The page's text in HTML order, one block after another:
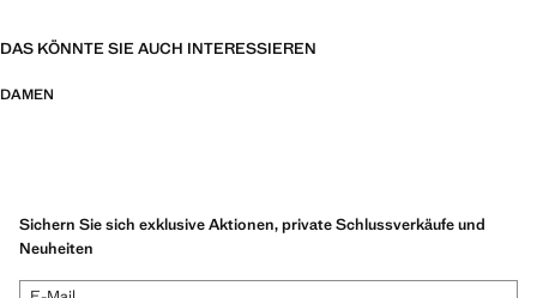
DAS KÖNNTE SIE AUCH INTERESSIEREN
DAMEN
Sichern Sie sich exklusive Aktionen, private Schlussverkäufe und
Neuheiten